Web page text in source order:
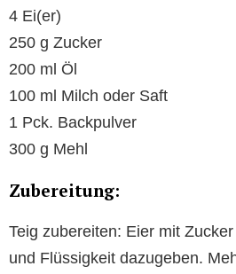
4 Ei(er)
250 g Zucker
200 ml Öl
100 ml Milch oder Saft
1 Pck. Backpulver
300 g Mehl
Zubereitung:
Teig zubereiten: Eier mit
und Flüssigkeit dazugeben.